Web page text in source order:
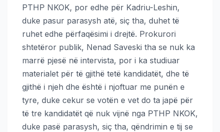
PTHP NKOK, por edhe për Kadriu-Leshin,
duke pasur parasysh atë, siç tha, duhet të
ruhet edhe përfaqësimi i drejtë. Prokurori
shtetëror publik, Nenad Saveski tha se nuk ka
marrë pjesë në intervista, por i ka studiuar
materialet për të gjithë tetë kandidatët, dhe të
gjithë i njeh dhe është i njoftuar me punën e
tyre, duke cekur se votën e vet do ta japë për
të tre kandidatët që nuk vijnë nga PTHP NKOK,
duke pasë parasysh, siç tha, qëndrimin e tij se